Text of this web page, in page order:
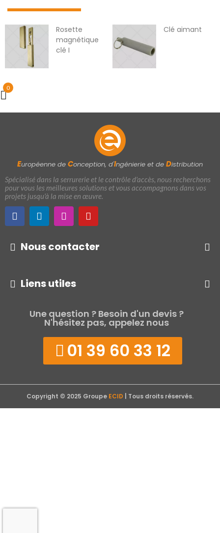
Rosette
magnétique
clé I
Clé aimant
0
Européenne de Conception, d'Ingénierie et de Distribution
Spécialisé dans la serrurerie et le contrôle d'accès, nous recherchons
pour vous les meilleures solutions et vous accompagnons dans vos
projets jusqu'à la mise en œuvre.
Nous contacter
Liens utiles
Une question ? Besoin d'un devis ?
N'hésitez pas, appelez nous
01 39 60 33 12
Copyright © 2025 Groupe ECID | Tous droits réservés.